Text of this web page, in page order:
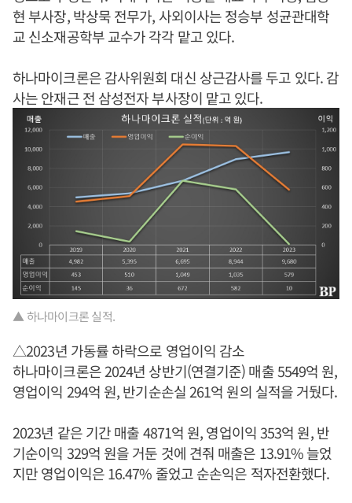
현 부사장, 박상묵 전무가, 사외이사는 정승부 성균관대학
교 신소재공학부 교수가 각각 맡고 있다.
하나마이크론은 감사위원회 대신 상근감사를 두고 있다. 감
사는 안재근 전 삼성전자 부사장이 맡고 있다.
▲ 하나마이크론 실적.
△2023년 가동률 하락으로 영업이익 감소
하나마이크론은 2024년 상반기(연결기준) 매출 5549억 원,
영업이익 294억 원, 반기순손실 261억 원의 실적을 거뒀다.
2023년 같은 기간 매출 4871억 원, 영업이익 353억 원, 반
기순이익 329억 원을 거둔 것에 견줘 매출은 13.91% 늘었
지만 영업이익은 16.47% 줄었고 순손익은 적자전환했다.